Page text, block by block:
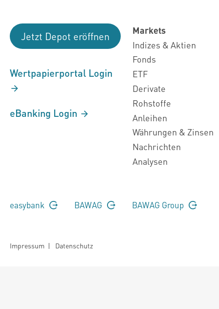
Jetzt Depot eröffnen
Wertpapierportal Login
eBanking Login
Markets
Indizes & Aktien
Fonds
ETF
Derivate
Rohstoffe
Anleihen
Währungen & Zinsen
Nachrichten
Analysen
easybank BAWAG BAWAG Group
Impressum | Datenschutz